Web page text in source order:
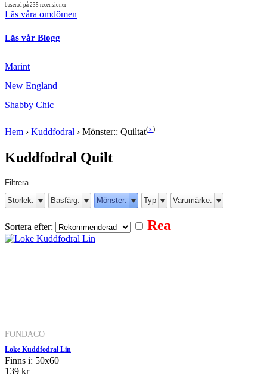
baserad på 235 recensioner
Läs våra omdömen
Läs vår Blogg
Marint
New England
Shabby Chic
Hem › Kuddfodral › Mönster:: Quiltat(x)
Kuddfodral Quilt
Filtrera
Storlek:
Basfärg: Mönster: Typ Varumärke:
Sortera efter: Rea
FONDACO
Loke Kuddfodral Lin
Finns i: 50x60
139 kr